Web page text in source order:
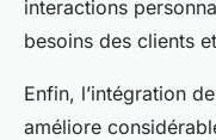
interactions
besoins des clients
Enfin, l’intégration
améliore